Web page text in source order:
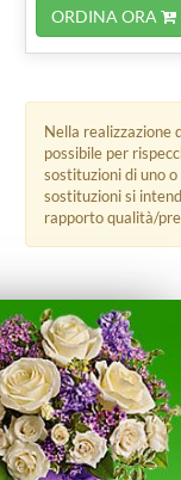
ORDINA ORA
Nella realizzazione
possibile per
sostituzioni di uno
sostituzioni si
rapporto qualità/